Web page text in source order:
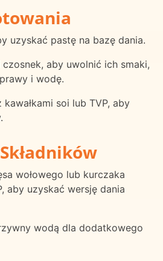
uzyskać pastę na bazę dania.
aby uwolnić ich smaki,
i wodę.
soi lub TVP, aby
wołowego lub kurczaka
aby uzyskać wersję dania
wodą dla dodatkowego